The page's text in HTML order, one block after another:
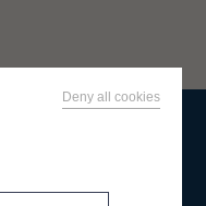
Deny all cookies